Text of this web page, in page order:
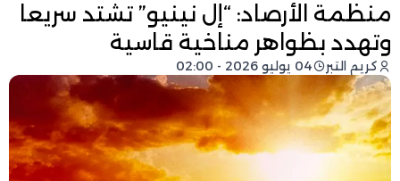
منظمة الأرصاد: “إل نينيو” تشتد سريعا
وتهدد بظواهر مناخية قاسية
كريم التبر 04 يوليو 2026 - 02:00